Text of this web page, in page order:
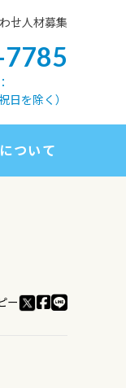
せ人材募集
日を除く）
ついて
ー